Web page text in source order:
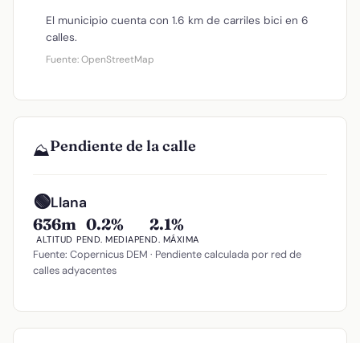
El municipio cuenta con 1.6 km de carriles bici en 6
calles.
Fuente: OpenStreetMap
⛰️Pendiente de la calle
🟢Llana
636m
ALTITUD
0.2%
PEND. MEDIA
2.1%
PEND. MÁXIMA
Fuente: Copernicus DEM · Pendiente calculada por red de
calles adyacentes